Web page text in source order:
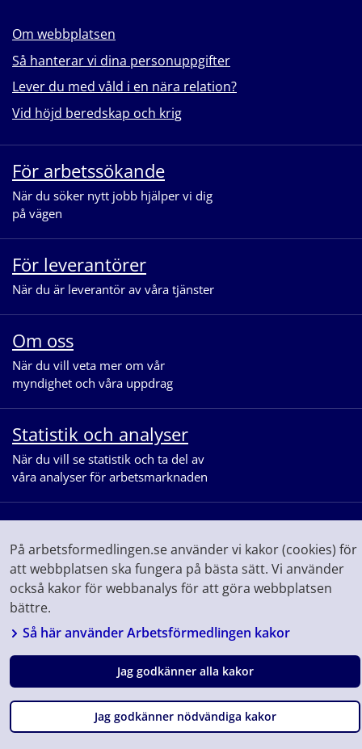
På arbetsformedlingen.se använder vi kakor (cookies) för
att webbplatsen ska fungera på bästa sätt. Vi använder
också kakor för webbanalys för att göra webbplatsen
bättre.
Så här använder Arbetsförmedlingen kakor
Jag godkänner alla kakor
Jag godkänner nödvändiga kakor
Om webbplatsen
Så hanterar vi dina personuppgifter
Lever du med våld i en nära relation?
Vid höjd beredskap och krig
För arbetssökande
När du söker nytt jobb hjälper vi dig
på vägen
För leverantörer
När du är leverantör av våra tjänster
Om oss
När du vill veta mer om vår
myndighet och våra uppdrag
Statistik och analyser
När du vill se statistik och ta del av
våra analyser för arbetsmarknaden
Följ oss på